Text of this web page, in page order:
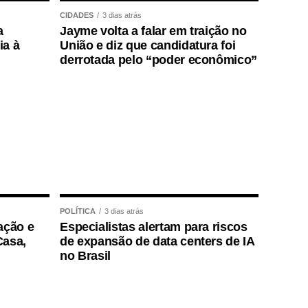
à
CIDADES 3 dias atrás
Jayme volta a falar em traição no
União e diz que candidatura foi
derrotada pelo “poder econômico”
e
POLÍTICA 3 dias atrás
Especialistas alertam para riscos
de expansão de data centers de IA
no Brasil